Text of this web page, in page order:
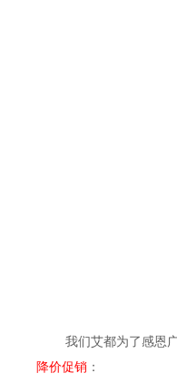
我们艾都为了感恩
降价促销 ：